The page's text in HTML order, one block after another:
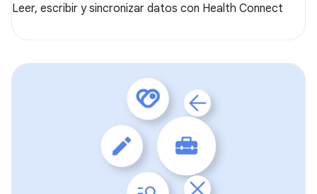
Leer, escribir y sincronizar datos con Health Connect